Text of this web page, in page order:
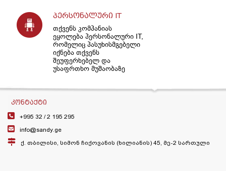
პერსონალური IT
თქვენს კომპანიას
ეყოლება პერსონალური IT,
რომელიც პასუხისმგებელი
იქნება თქვენს
შეუფერხებელ და
უსაფრთხო მუშაობაზე
ᲙᲝᲜᲢᲐᲥᲢᲘ
+995 32 /2 195 295
info@sandy.ge
ქ. თბილისი, სიმონ ჩიქოვანის (ხილიანის) 45, მე-2 სართული